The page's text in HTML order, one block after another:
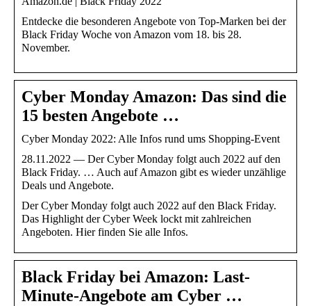
Entdecke die besonderen Angebote von Top-Marken bei der
Black Friday Woche von Amazon vom 18. bis 28.
November.
Cyber Monday Amazon: Das sind die
15 besten Angebote …
Cyber Monday 2022: Alle Infos rund ums Shopping-Event
28.11.2022 — Der Cyber Monday folgt auch 2022 auf den
Black Friday. … Auch auf Amazon gibt es wieder unzählige
Deals und Angebote.
Der Cyber Monday folgt auch 2022 auf den Black Friday.
Das Highlight der Cyber Week lockt mit zahlreichen
Angeboten. Hier finden Sie alle Infos.
Black Friday bei Amazon: Last-
Minute-Angebote am Cyber …